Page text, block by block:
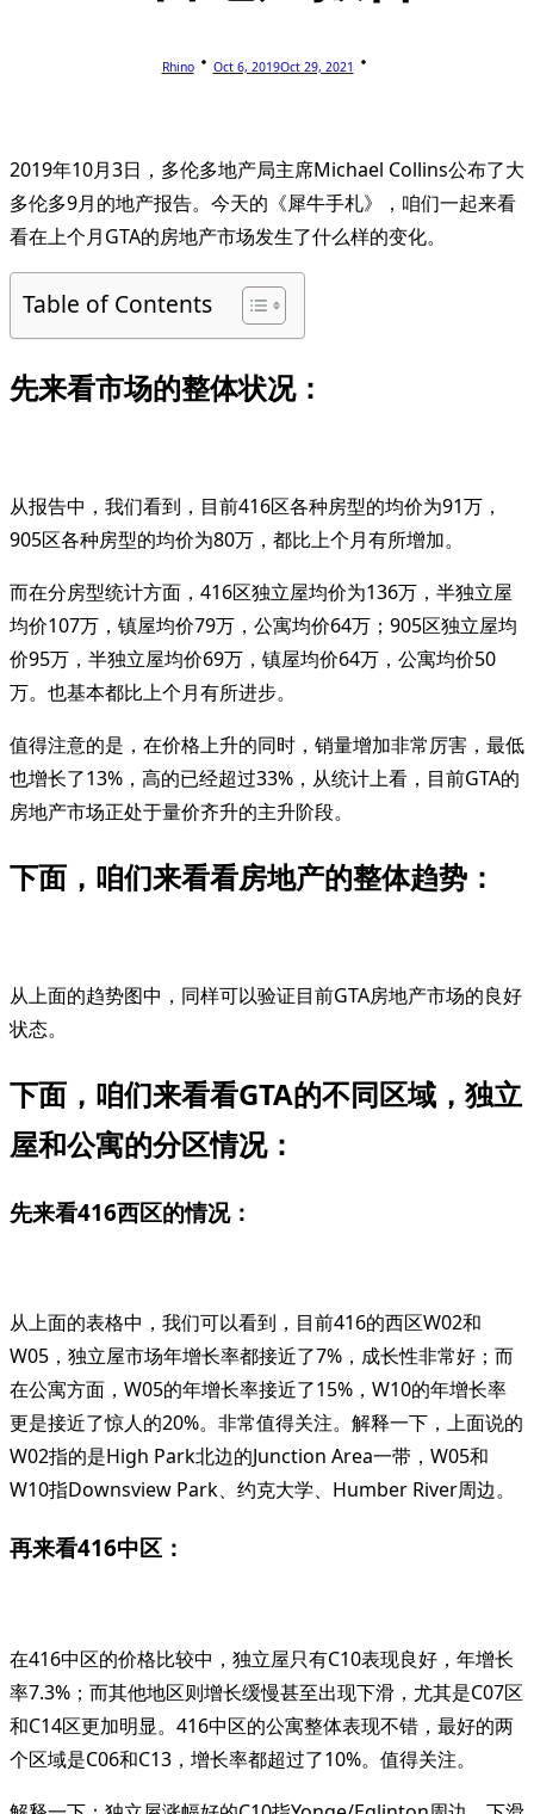
Rhino Oct 6, 2019Oct 29, 2021
2019年10月3日，多伦多地产局主席Michael Collins公布了大
多伦多9月的地产报告。今天的《犀牛手札》，咱们一起来看
看在上个月GTA的房地产市场发生了什么样的变化。
Table of Contents
先来看市场的整体状况：
从报告中，我们看到，目前416区各种房型的均价为91万，
905区各种房型的均价为80万，都比上个月有所增加。
而在分房型统计方面，416区独立屋均价为136万，半独立屋
均价107万，镇屋均价79万，公寓均价64万；905区独立屋均
价95万，半独立屋均价69万，镇屋均价64万，公寓均价50
万。也基本都比上个月有所进步。
值得注意的是，在价格上升的同时，销量增加非常厉害，最低
也增长了13%，高的已经超过33%，从统计上看，目前GTA的
房地产市场正处于量价齐升的主升阶段。
下面，咱们来看看房地产的整体趋势：
从上面的趋势图中，同样可以验证目前GTA房地产市场的良好
状态。
下面，咱们来看看GTA的不同区域，独立
屋和公寓的分区情况：
先来看416西区的情况：
从上面的表格中，我们可以看到，目前416的西区W02和
W05，独立屋市场年增长率都接近了7%，成长性非常好；而
在公寓方面，W05的年增长率接近了15%，W10的年增长率
更是接近了惊人的20%。非常值得关注。解释一下，上面说的
W02指的是High Park北边的Junction Area一带，W05和
W10指Downsview Park、约克大学、Humber River周边。
再来看416中区：
在416中区的价格比较中，独立屋只有C10表现良好，年增长
率7.3%；而其他地区则增长缓慢甚至出现下滑，尤其是C07区
和C14区更加明显。416中区的公寓整体表现不错，最好的两
个区域是C06和C13，增长率都超过了10%。值得关注。